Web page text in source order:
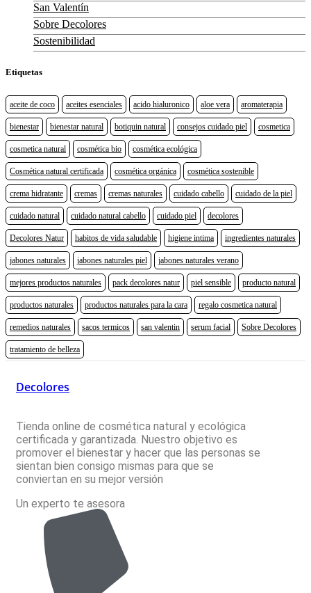
San Valentín
Sobre Decolores
Sostenibilidad
Etiquetas
aceite de coco aceites esenciales acido hialuronico aloe vera aromaterapia
bienestar bienestar natural botiquin natural consejos cuidado piel cosmetica
cosmetica natural cosmética bio cosmética ecológica
Cosmética natural certificada cosmética orgánica cosmética sostenible
crema hidratante cremas cremas naturales cuidado cabello cuidado de la piel
cuidado natural cuidado natural cabello cuidado piel decolores
Decolores Natur habitos de vida saludable higiene intima ingredientes naturales
jabones naturales jabones naturales piel jabones naturales verano
mejores productos naturales pack decolores natur piel sensible producto natural
productos naturales productos naturales para la cara regalo cosmetica natural
remedios naturales sacos termicos san valentin serum facial Sobre Decolores
tratamiento de belleza
Decolores
Tienda online de cosmética natural y ecológica
certificada y garantizada. Nuestro objetivo es
promover el bienestar y hacer que las personas se
sientan bien consigo mismas para que se
conviertan en su mejor versión
Un experto te asesora